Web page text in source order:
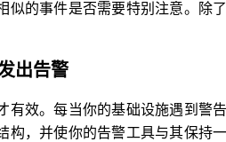
的事件是否需要特别注意。除
出告警
有效。每当你的基础设施遇到警
，并使你的告警工具与其保持